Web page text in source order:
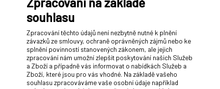
souhlasu
Zpracování těchto údajů není nezbytně nutné k plnění
závazků ze smlouvy, ochraně oprávněných zájmů nebo ke
splnění povinností stanovených zákonem, ale jejich
zpracování nám umožní zlepšit poskytování našich Služeb
a Zboží a případně vás informovat o nabídkách Služeb a
Zboží, které jsou pro vás vhodné. Na základě vašeho
souhlasu zpracováváme vaše osobní údaje například